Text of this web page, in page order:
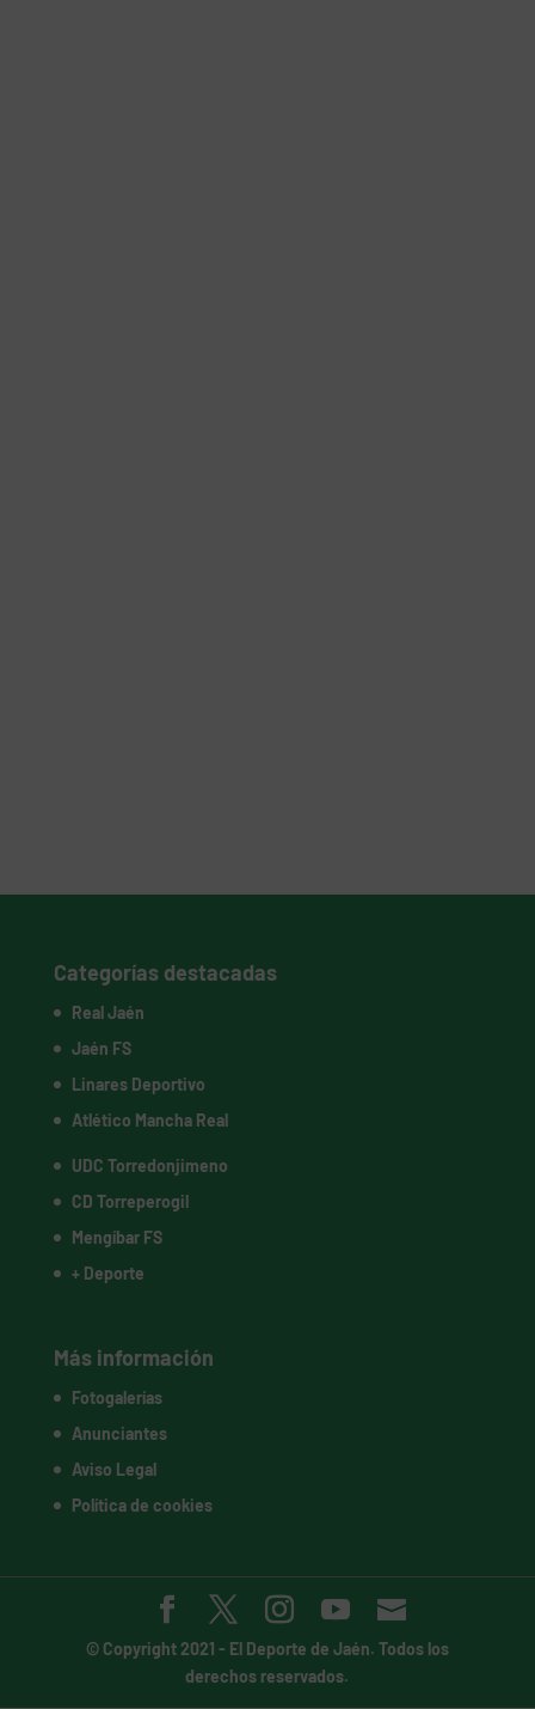
Categorías destacadas
Real Jaén
Jaén FS
Linares Deportivo
Atlético Mancha Real
UDC Torredonjimeno
CD Torreperogil
Mengíbar FS
+ Deporte
Más información
Fotogalerías
Anunciantes
Aviso Legal
Política de cookies
© Copyright 2021 - El Deporte de Jaén. Todos los
derechos reservados.